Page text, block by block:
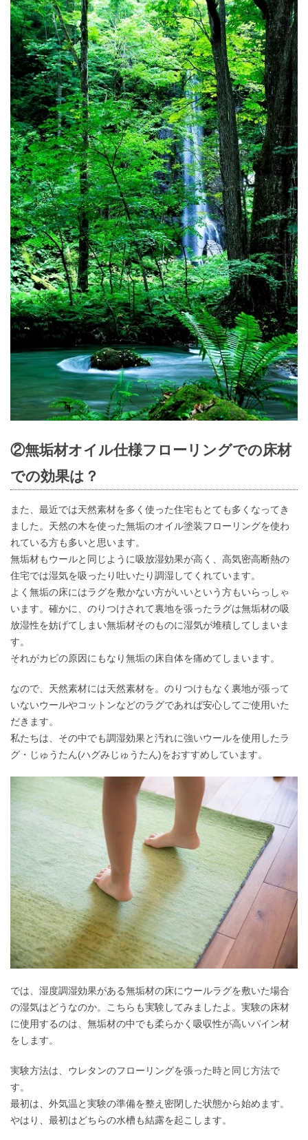
②無垢材オイル仕様フローリングでの床材
での効果は？
また、最近では天然素材を多く使った住宅もとても多くなってき
ました。天然の木を使った無垢のオイル塗装フローリングを使わ
れている方も多いと思います。
無垢材もウールと同じように吸放湿効果が高く、高気密高断熱の
住宅では湿気を吸ったり吐いたり調湿してくれています。
よく無垢の床にはラグを敷かない方がいいという方もいらっしゃ
います。確かに、のりつけされて裏地を張ったラグは無垢材の吸
放湿性を妨げてしまい無垢材そのものに湿気が堆積してしまいま
す。
それがカビの原因にもなり無垢の床自体を痛めてしまいます。
なので、天然素材には天然素材を。のりつけもなく裏地が張って
いないウールやコットンなどのラグであれば安心してご使用いた
だきます。
私たちは、その中でも調湿効果と汚れに強いウールを使用したラ
グ・じゅうたん(ハグみじゅうたん)をおすすめしています。
では、湿度調湿効果がある無垢材の床にウールラグを敷いた場合
の湿気はどうなのか。こちらも実験してみましたよ。実験の床材
に使用するのは、無垢材の中でも柔らかく吸収性が高いパイン材
をします。
実験方法は、ウレタンのフローリングを張った時と同じ方法で
す。
最初は、外気温と実験の準備を整え密閉した状態から始めます。
やはり、最初はどちらの水槽も結露を起こします。